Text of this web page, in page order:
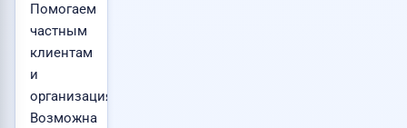
Помогаем
частным
клиентам
и
организациям.
Возможна